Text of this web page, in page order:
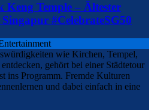
Temple – Ältester
#CelebrateSG50
wie Kirchen, Tempel,
gehört bei einer Städtetour
ins Programm. Fremde Kulturen
und dabei einfach in eine